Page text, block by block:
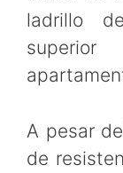
ladrillo
A pesar
de